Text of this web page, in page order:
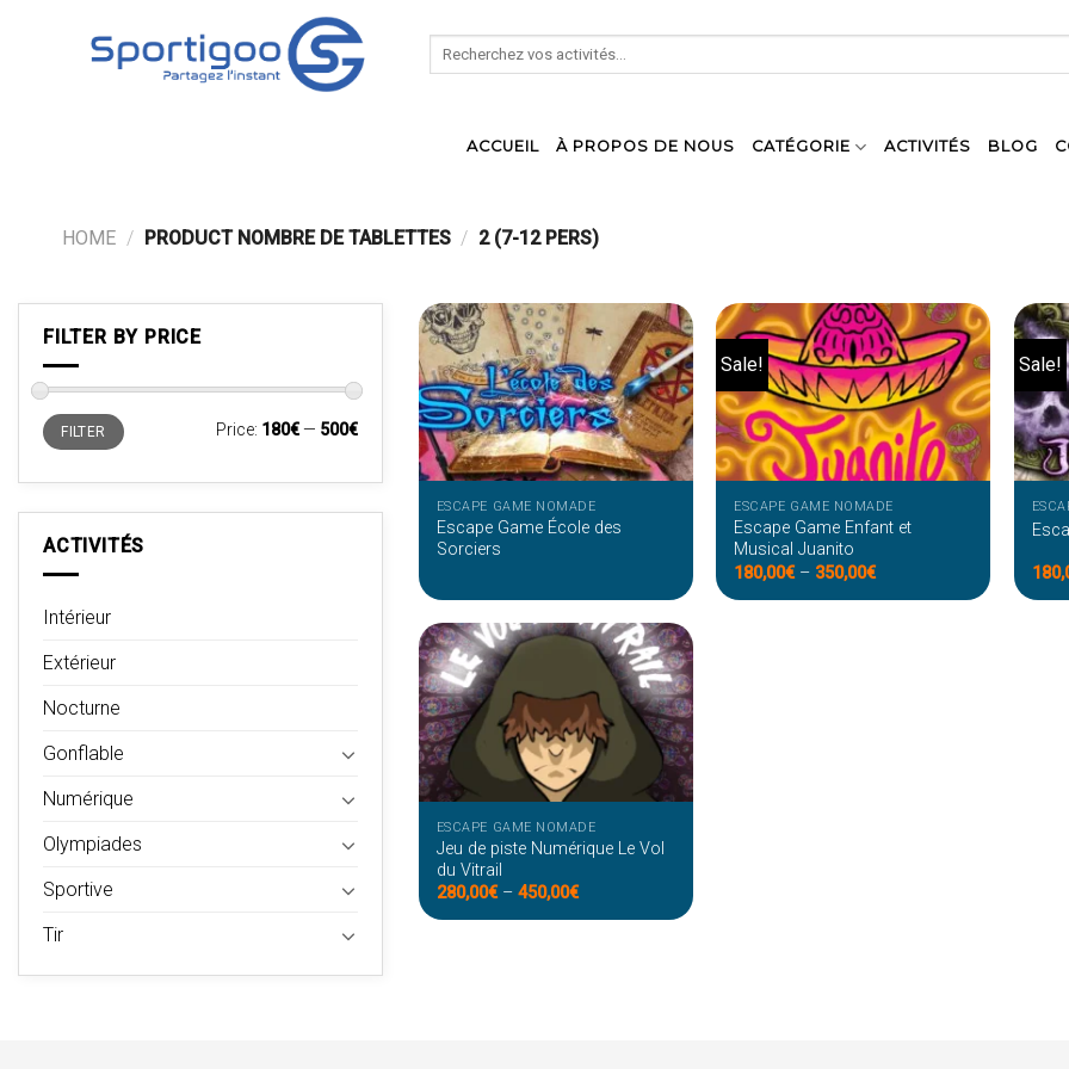
Search
ACCUEIL À PROPOS DE NOUS CATÉGORIE ACTIVITÉS BLOG
HOME / PRODUCT NOMBRE DE TABLETTES / 2 (7-12 PERS)
FILTER BY PRICE
Min
price
Max
priceFILTER Price: 180€— 500€
ACTIVITÉS
Intérieur
Extérieur
Nocturne
Gonflable
Numérique
Olympiades
Sportive
Tir
ESCAPE GAME NOMADE
Escape Game École des
Sorciers
Sale!
ESCAPE GAME NOMADE
Escape Game Enfant et
Musical Juanito
180,00€– 350,00€
Sale!
ESCAPE GAME NOMADE
Jeu de piste Numérique Le Vol
du Vitrail
280,00€– 450,00€